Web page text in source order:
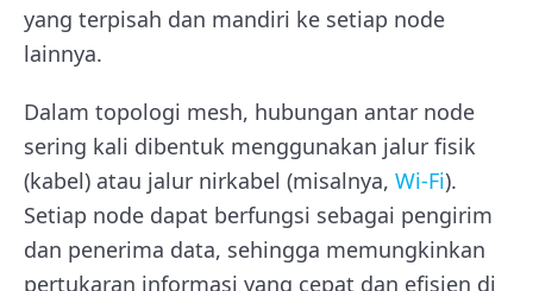
yang terpisah dan mandiri ke setiap node
lainnya.
Dalam topologi mesh, hubungan antar node
sering kali dibentuk menggunakan jalur fisik
(kabel) atau jalur nirkabel (misalnya, Wi-Fi).
Setiap node dapat berfungsi sebagai pengirim
dan penerima data, sehingga memungkinkan
pertukaran informasi yang cepat dan efisien di